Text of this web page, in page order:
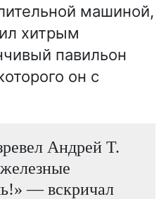
машиной,
хитрым
павильон
он с
Андрей Т.
— вскричал